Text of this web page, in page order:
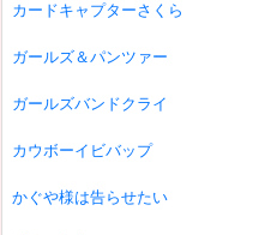
カードキャプターさくら
ガールズ＆パンツァー
ガールズバンドクライ
カウボーイビバップ
かぐや様は告らせたい